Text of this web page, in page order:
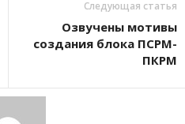
Следующая статья
Озвучены мотивы
создания блока ПСРМ-
ПКРМ